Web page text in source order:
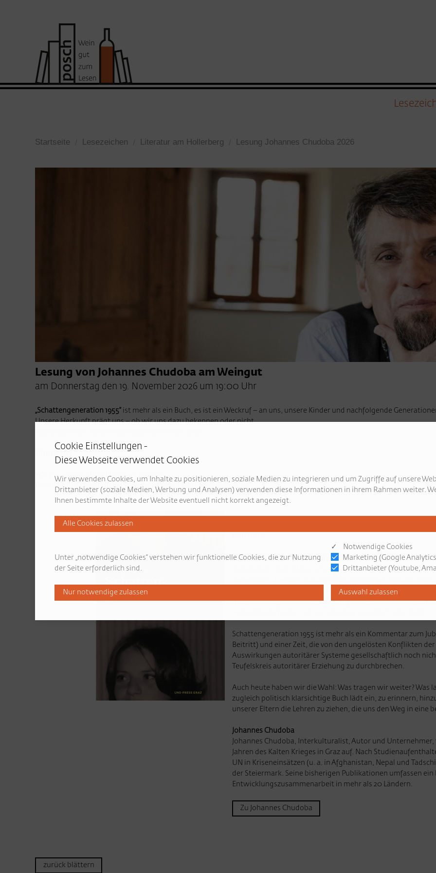
Startseite Lesezeichen Literatur am Hollerberg Lesung Johannes Chudoba 2026
Lesung von Johannes Chudoba am Weingut
am Donnerstag den 19. November 2026 um 19:00 Uhr
„Schattengeneration 1955“ ist mehr als ein Buch, es ist ein Weckruf – an uns, unsere Kinder und nachfolgende
Unsere Herkunft prägt uns – ob wir uns dazu bekennen oder nicht.
Wir freuen uns auf zahlreichen Besuch.
Reservierungen nehmen wir gerne unter +43 3113 2086 entgegen.
Juliane und das Erbe der Freiheit
Dieses Buch ist ein Weckruf – an uns, unsere Kinder und
Johannes Chudoba das bewegende Porträt seiner Mutter,
mit dem Weltgeschehen und dem gesellschaftlichen
Schattengeneration 1955 ist mehr als ein Kommentar zum
Beitritt) und einer Zeit, die von den ungelösten Konflikten
Auswirkungen autoritärer Systeme gesellschaftlich noch
Teufelskreis autoritärer Erziehung zu durchbrechen.
Auch heute haben wir die Wahl: Was tragen wir weiter? Was
zugleich politisch klarsichtige Buch lädt ein, zu erinnern,
unserer Eltern die Lehren zu ziehen, die uns den Weg in eine
Johannes Chudoba
Johannes Chudoba, Interkulturalist, Autor und
Jahren des Kalten Krieges in Graz auf. Nach
UN in Kriseneinsätzen (u. a. in Afghanistan, Nepal und
der Steiermark. Seine bisherigen Publikationen umfassen
Entwicklungszusammenarbeit in mehr als 20 Ländern.
Zu Johannes Chudoba
zurück blättern
Cookie Einstellungen -
Diese Webseite verwendet Cookies
Wir verwenden Cookies, um Inhalte zu positionieren, soziale Medien zu integrieren und um Zugriffe auf unsere
Drittanbieter (soziale Medien, Werbung und Analysen) verwenden diese Informationen in ihrem Rahmen weiter.
Ihnen bestimmte Inhalte der Website eventuell nicht korrekt angezeigt.
Unter „notwendige Cookies“ verstehen wir funktionelle Cookies, die zur Nutzung
der Seite erforderlich sind.
✓ Notwendige Cookies
Marketing (Google
Drittanbieter (Youtube,